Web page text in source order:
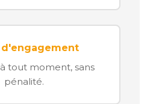
d'engagement
tout moment, sans
pénalité.